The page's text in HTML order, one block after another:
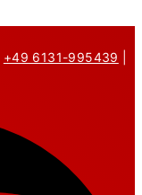
+49 6131-995439